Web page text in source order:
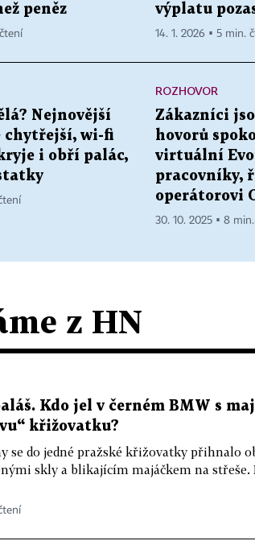
peněz
výplatu
14. 1. 2026 ▪ 5 min.
Nejnovější
chytřejší, wi-fi
i obří palác,
ROZHOVOR
Zákazníci
hovorů
virtuální
pracovníky,
operátorovi
30. 10. 2025 ▪ 8
z HN
Kdo jel v černém BMW s
křižovatku?
se do jedné pražské křižovatky přihnalo
skly a blikajícím majáčkem na střeše.